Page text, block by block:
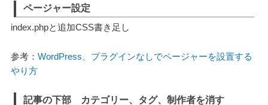
ページャー設定
index.phpと追加CSS書き足し
参考： WordPress、プラグインなしでページャーを設置する
やり方
記事の下部 カテゴリー、タグ、制作者を消す